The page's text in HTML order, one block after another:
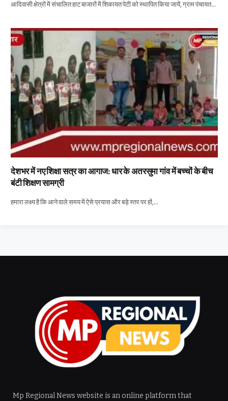
आदिवासी क्षेत्रों में संचालित हाट बाजारों में शिकायत पेटी को स्थापित किया जायें, ग्राम पंचायत…
देशभर में नए शिक्षा सत्र का आगाज: धार के अतरसुमा गांव में बच्चों के बीच
बंटी शिक्षण सामग्री
हमारा लक्ष्य है कि आने वाले समय में ऐसे प्रयास और बड़े स्तर पर हों,…
Mp Regional News website is an online platform that